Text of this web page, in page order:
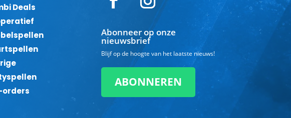
Deals
orders
Abonneer op onze
nieuwsbrief
Blijf op de hoogte van het laatste nieuws!
ABONNEREN